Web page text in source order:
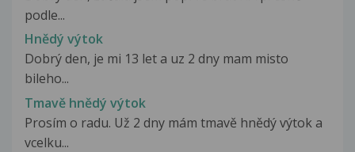
podle...
Hnědý výtok
Dobrý den, je mi 13 let a uz 2 dny mam misto
bileho...
Tmavě hnědý výtok
Prosím o radu. Už 2 dny mám tmavě hnědý výtok a
vcelku...